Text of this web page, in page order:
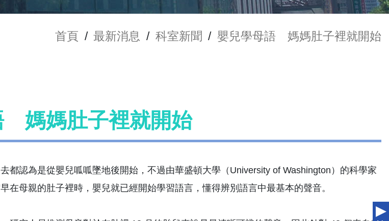
首頁 / 最新消息 / 科室新聞 / 嬰兒學母語 媽媽肚子裡就開始
媽媽肚子裡就開始
都認為是從嬰兒呱呱墜地後開始，不過由華盛頓大學（University of Washington）的科學家
在母親的肚子裡時，嬰兒就已經開始學習語言，懂得辨別語言中最基本的聲音。